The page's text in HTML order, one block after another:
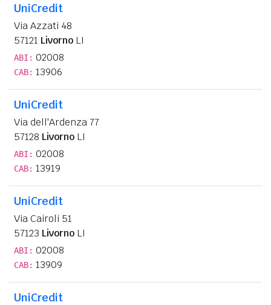
UniCredit
Via Azzati 48
57121 Livorno LI
ABI: 02008
CAB: 13906
UniCredit
Via dell'Ardenza 77
57128 Livorno LI
ABI: 02008
CAB: 13919
UniCredit
Via Cairoli 51
57123 Livorno LI
ABI: 02008
CAB: 13909
UniCredit